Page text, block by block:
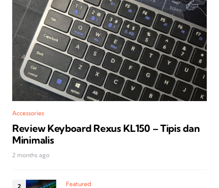
Accessories
Review Keyboard Rexus KL150 – Tipis dan
Minimalis
2 months ago
Featured